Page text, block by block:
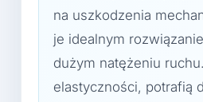
na uszkodzenia
je idealnym
dużym natężeniu
elastyczności, potrafią